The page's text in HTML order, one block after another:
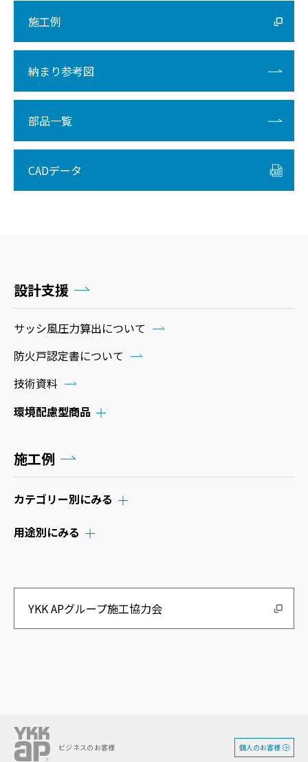
施工例
納まり参考図
部品一覧
CADデータ
設計支援
サッシ風圧力算出について
防火戸認定書について
技術資料
環境配慮型商品
施工例
カテゴリー別にみる
用途別にみる
YKK APグループ施工協力会
ビジネスのお客様 個人のお客様